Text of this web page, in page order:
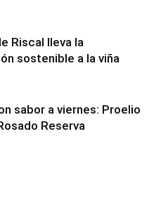
Riscal lleva la
sostenible a la viña
sabor a viernes: Proelio
Reserva